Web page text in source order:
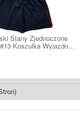
Stany Zjednoczone
Koszulka Wyjazdowej
2026 Krótki Rękaw (+